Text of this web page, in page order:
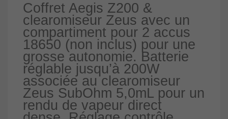
Coffret Aegis Z200 &
clearomiseur Zeus avec un
compartiment pour 2 accus
18650 (non inclus) pour une
grosse autonomie. Batterie
réglable jusqu’à 200W
associée au clearomiseur
Zeus SubOhm 5,0mL pour un
rendu de vapeur direct